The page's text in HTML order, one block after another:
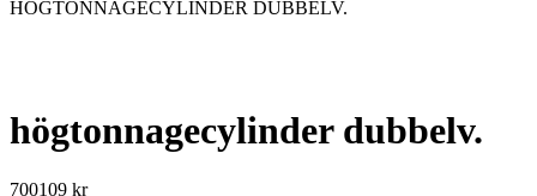
HÖGTONNAGECYLINDER DUBBELV.
högtonnagecylinder dubbelv.
700109 kr